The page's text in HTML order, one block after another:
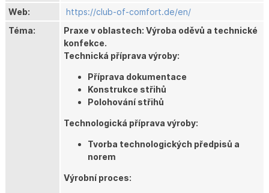
Web:
https://club-of-comfort.de/en/
Téma:
Praxe v oblastech: Výroba oděvů a technické
konfekce.
Technická příprava výroby:
Příprava dokumentace
Konstrukce střihů
Polohování střihů
Technologická příprava výroby:
Tvorba technologických předpisů a
norem
Výrobní proces: